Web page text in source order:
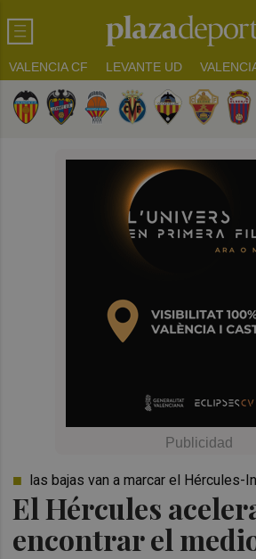
VALENCIA CF LEVANTE UD
El Hércules
encontrar el
las bajas van a marcar el Hércules-